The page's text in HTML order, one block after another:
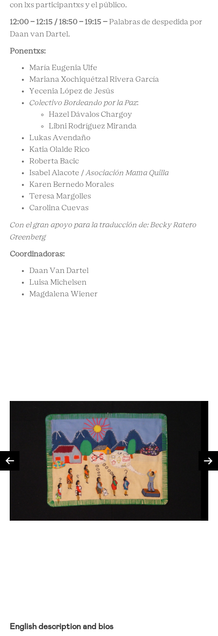
con lxs participantxs y el público.
12:00 - 12:15 / 18:50 - 19:15 – Palabras de despedida por
Daan van Dartel.
Ponentxs:
María Eugenia Ulfe
Mariana Xochiquétzal Rivera García
Yecenia López de Jesús
Colectivo Bordeando por la Paz:
Hazel Dávalos Chargoy
Libni Rodríguez Miranda
Lukas Avendaño
Katia Olalde Rico
Roberta Bacic
Isabel Alacote /Asociación Mama Quilla
Karen Bernedo Morales
Teresa Margolles
Carolina Cuevas
Con el gran apoyo para la traducción de: Becky Ratero
Greenberg
Coordinadoras:
Daan Van Dartel
Luisa Michelsen
Magdalena Wiener
English description and bios